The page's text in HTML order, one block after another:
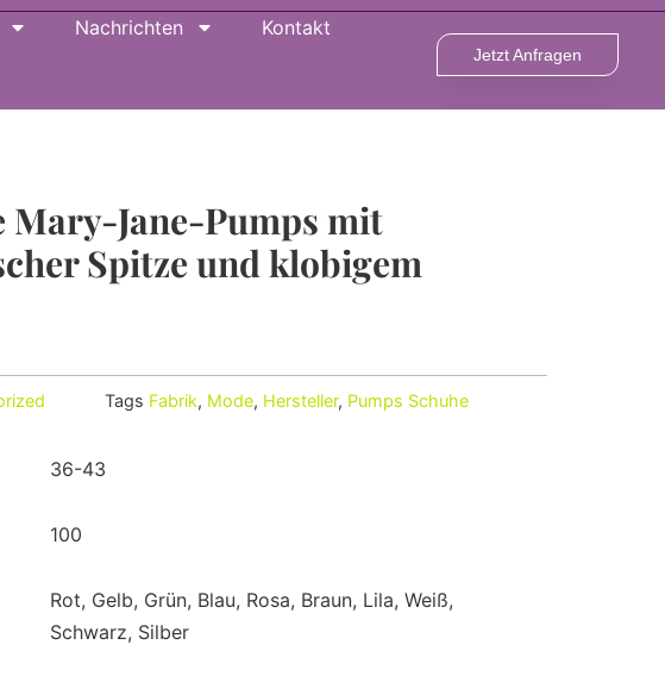
Nachrichten Kontakt
Jetzt Anfragen
Mary-Jane-Pumps mit
Spitze und klobigem
Tags Fabrik, Mode, Hersteller, Pumps Schuhe
36-43
100
Rot, Gelb, Grün, Blau, Rosa, Braun, Lila, Weiß,
Schwarz, Silber